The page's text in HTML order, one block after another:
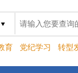
育 党纪学习 转型